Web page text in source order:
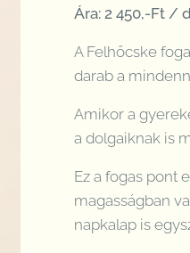
Ára: 2 450,-Ft /
A Felhőcske
darab a
Amikor a
a dolgaiknak is
Ez a fogas pont
magasságban
napkalap is